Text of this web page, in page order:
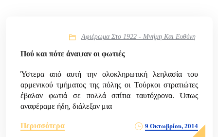
Αφιέρωμα Στο 1922 - Μνήμη Και Ευθύνη
Πού και πότε άναψαν οι φωτιές
Ύστερα από αυτή την ολοκληρωτική λεηλασία του
αρμενικού τμήματος της πόλης οι Τούρκοι στρατιώτες
έβαλαν φωτιά σε πολλά σπίτια ταυτόχρονα. Όπως
αναφέραμε ήδη, διάλεξαν μια
Περισσότερα 9 Οκτωβρίου, 2014